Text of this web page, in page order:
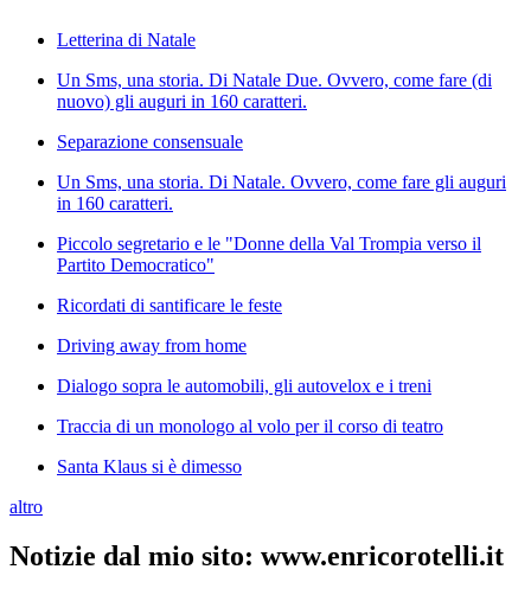
Letterina di Natale
Un Sms, una storia. Di Natale Due. Ovvero, come fare (di
nuovo) gli auguri in 160 caratteri.
Separazione consensuale
Un Sms, una storia. Di Natale. Ovvero, come fare gli auguri
in 160 caratteri.
Piccolo segretario e le "Donne della Val Trompia verso il
Partito Democratico"
Ricordati di santificare le feste
Driving away from home
Dialogo sopra le automobili, gli autovelox e i treni
Traccia di un monologo al volo per il corso di teatro
Santa Klaus si è dimesso
altro
Notizie dal mio sito: www.enricorotelli.it